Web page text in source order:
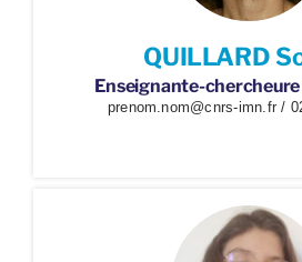
QUILLARD
Enseignante-chercheure
prenom.nom@cnrs-imn.fr /